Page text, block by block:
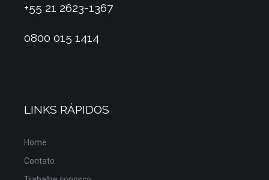
+55 21 2623-1367
0800 015 1414
LINKS RÁPIDOS
Home
Contato